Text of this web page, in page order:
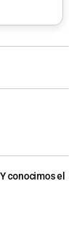
conocimos el